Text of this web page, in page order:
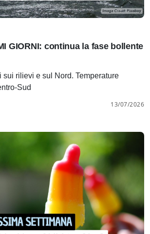
GIORNI: continua la fase bollente
sui rilievi e sul Nord. Temperature
Sud
13/07/2026